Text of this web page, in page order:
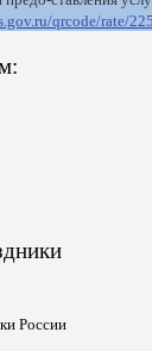
qrcode/rate/
России